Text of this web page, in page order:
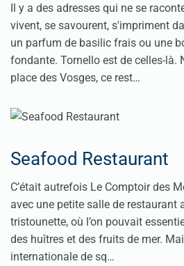
Il y a des adresses qui ne se
vivent, se savourent, s'impriment
un parfum de basilic frais ou une
fondante. Tornello est de celles-là.
place des Vosges, ce rest…
Seafood Restaurant
C’était autrefois Le Comptoir des
avec une petite salle de restaurant
tristounette, où l’on pouvait
des huîtres et des fruits de mer.
internationale de sq…